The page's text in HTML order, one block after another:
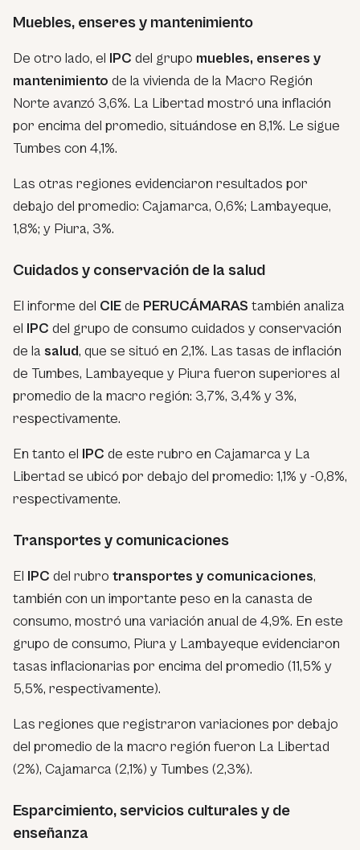
Muebles, enseres y mantenimiento
De otro lado, el IPC del grupo muebles, enseres y
mantenimiento de la vivienda de la Macro Región
Norte avanzó 3,6%. La Libertad mostró una inflación
por encima del promedio, situándose en 8,1%. Le sigue
Tumbes con 4,1%.
Las otras regiones evidenciaron resultados por
debajo del promedio: Cajamarca, 0,6%; Lambayeque,
1,8%; y Piura, 3%.
Cuidados y conservación de la salud
El informe del CIEde PERUCÁMARAS también analiza
el IPC del grupo de consumo cuidados y conservación
de la salud, que se situó en 2,1%. Las tasas de inflación
de Tumbes, Lambayeque y Piura fueron superiores al
promedio de la macro región: 3,7%, 3,4% y 3%,
respectivamente.
En tanto el IPC de este rubro en Cajamarca y La
Libertad se ubicó por debajo del promedio: 1,1% y -0,8%,
respectivamente.
Transportes y comunicaciones
El IPC del rubro transportes y comunicaciones,
también con un importante peso en la canasta de
consumo, mostró una variación anual de 4,9%. En este
grupo de consumo, Piura y Lambayeque evidenciaron
tasas inflacionarias por encima del promedio (11,5% y
5,5%, respectivamente).
Las regiones que registraron variaciones por debajo
del promedio de la macro región fueron La Libertad
(2%), Cajamarca (2,1%) y Tumbes (2,3%).
Esparcimiento, servicios culturales y de
enseñanza